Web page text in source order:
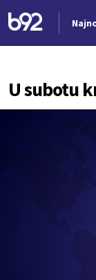
U subotu